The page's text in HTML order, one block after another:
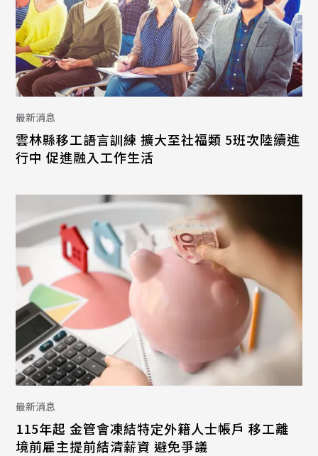
最新消息
雲林縣移工語言訓練 擴大至社福類 5班次陸續進
行中 促進融入工作生活
最新消息
115年起 金管會凍結特定外籍人士帳戶 移工離
境前雇主提前結清薪資 避免爭議